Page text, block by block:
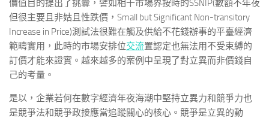
價值目的提出了挑釁，譬如相干市場界按時的SSNIP(數額不年夜
但很主要且非姑且性跌價，Small but Significant Non-transitory
Increase in Price)測試法很難在觸及供給不花錢辦事的平臺經濟
範疇實用，此時的市場安排位交流置認定也無法用不受束縛的
訂價才能來證實。越來越多的案例中呈現了對立異而非價錢自
己的考量。
是以，企業若何在數字經濟年夜海潮中堅持立異力和競爭力也
是競爭法和競爭政接應當追蹤關心的核心。競爭是立異的動